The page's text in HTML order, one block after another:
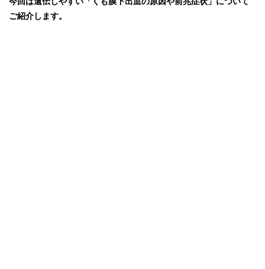
ご紹介します。